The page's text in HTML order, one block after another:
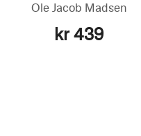
Ole Jacob Madsen
kr 439